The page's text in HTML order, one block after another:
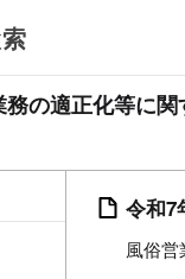
の適正化等に
令和7
風俗